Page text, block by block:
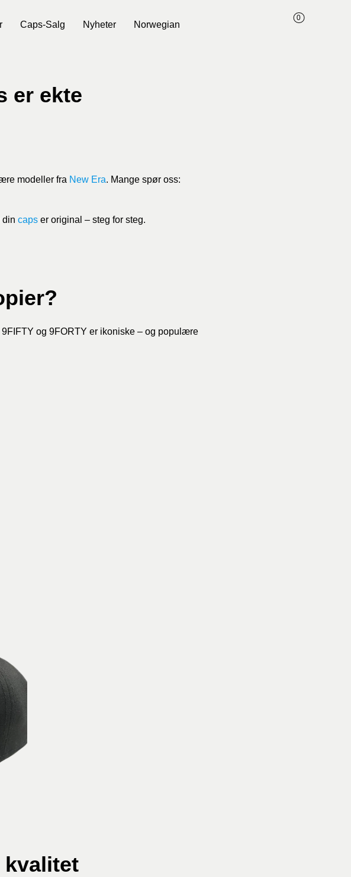
Caps-Salg Nyheter Norwegian
0
er ekte
modeller fra New Era. Mange spør oss:
din caps er original – steg for steg.
9FIFTY og 9FORTY er ikoniske – og populære
kvalitet